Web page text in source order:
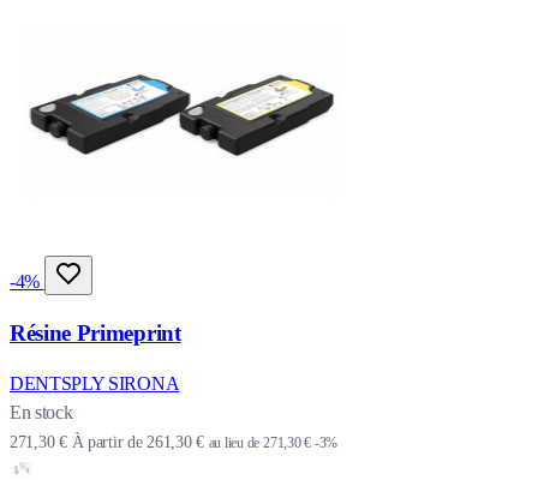
-4%
Résine Primeprint
DENTSPLY SIRONA
En stock
271,30 € À partir de 261,30 € au lieu de 271,30 € -3%